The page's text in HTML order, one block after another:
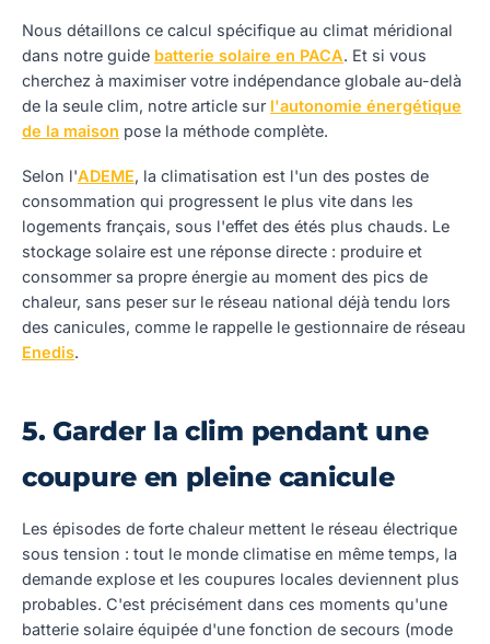
Nous détaillons ce calcul spécifique au climat méridional
dans notre guide batterie solaire en PACA. Et si vous
cherchez à maximiser votre indépendance globale au-delà
de la seule clim, notre article sur l'autonomie énergétique
de la maison pose la méthode complète.
Selon l'ADEME, la climatisation est l'un des postes de
consommation qui progressent le plus vite dans les
logements français, sous l'effet des étés plus chauds. Le
stockage solaire est une réponse directe : produire et
consommer sa propre énergie au moment des pics de
chaleur, sans peser sur le réseau national déjà tendu lors
des canicules, comme le rappelle le gestionnaire de réseau
Enedis.
5. Garder la clim pendant une
coupure en pleine canicule
Les épisodes de forte chaleur mettent le réseau électrique
sous tension : tout le monde climatise en même temps, la
demande explose et les coupures locales deviennent plus
probables. C'est précisément dans ces moments qu'une
batterie solaire équipée d'une fonction de secours (mode